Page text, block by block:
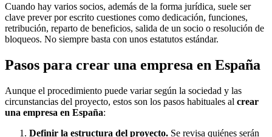
Cuando hay varios socios, además de la forma jurídica, suele ser
clave prever por escrito cuestiones como dedicación, funciones,
retribución, reparto de beneficios, salida de un socio o resolución de
bloqueos. No siempre basta con unos estatutos estándar.
Pasos para crear una empresa en España
Aunque el procedimiento puede variar según la sociedad y las
circunstancias del proyecto, estos son los pasos habituales al crear
una empresa en España:
Definir la estructura del proyecto. Se revisa quiénes serán